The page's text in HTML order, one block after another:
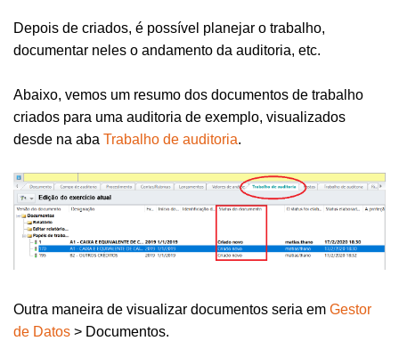
Depois de criados, é possível planejar o trabalho,
documentar neles o andamento da auditoria, etc.
Abaixo, vemos um resumo dos documentos de trabalho
criados para uma auditoria de exemplo, visualizados
desde na aba Trabalho de auditoria.
Outra maneira de visualizar documentos seria em Gestor
de Datos > Documentos.